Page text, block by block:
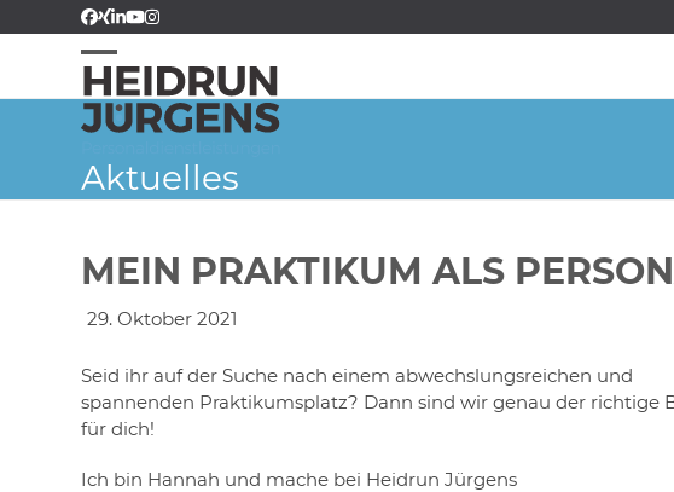
to
Facebook
Xing
LinkedIn
YouTube
Instagram
Kununu
Open
mobile
menu
Close
mobile
menu
Aktuelles
MEIN PRAKTIKUM ALS
29. Oktober 2021
Seid ihr auf der Suche nach einem abwechslungsreichen und
spannenden Praktikumsplatz? Dann sind wir genau der richtige
für dich!
Ich bin Hannah und mache bei Heidrun Jürgens